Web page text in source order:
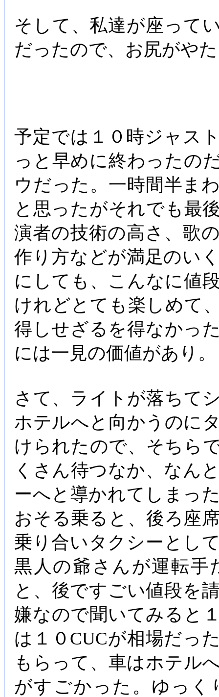
そして、私達が座って
だったので、お尻がや
予定では１０時ジャス
っと早めに終わったの
ウだった。一時間半ま
と思ったがそれでも最
演者の技術の高さ、歌
作り方などが満足のい
にしても、こんなに値
けれどとても楽しめて
得しせざるを得なかっ
には一見の価値があり。
さて、ライトが落ちて
ホテルへと向かうのに
けられたので、そちら
くさん待つなか、なん
ーへと導かれてしまっ
おそる乗ると、後ろ座
乗り合いタクシーとし
黒人の爺さんが運転手
と、後ですごい値段を
嫌なので聞いてみると
は１０CUCが相場だっ
もらって、車はホテル
がすごかった。ゆっ